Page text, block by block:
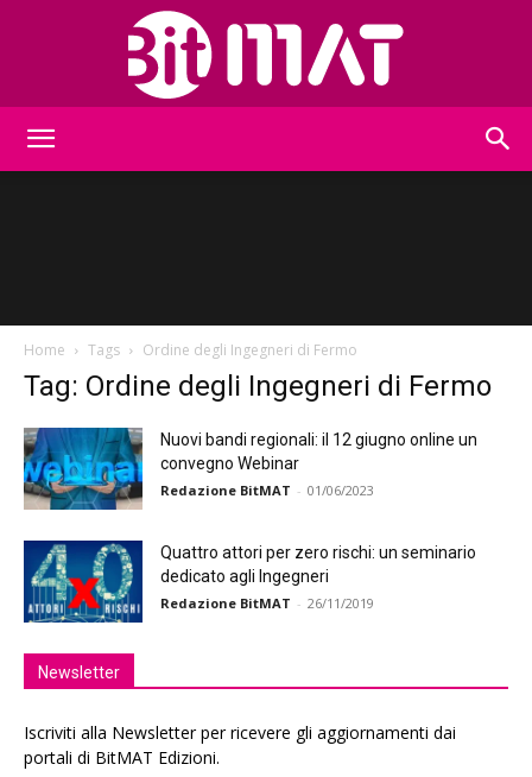
Home Tags Ordine degli Ingegneri di Fermo
Tag: Ordine degli Ingegneri di Fermo
Nuovi bandi regionali: il 12 giugno online un
convegno Webinar
Redazione BitMAT - 01/06/2023
Quattro attori per zero rischi: un seminario
dedicato agli Ingegneri
Redazione BitMAT - 26/11/2019
Newsletter
Iscriviti alla Newsletter per ricevere gli aggiornamenti dai
portali di BitMAT Edizioni.